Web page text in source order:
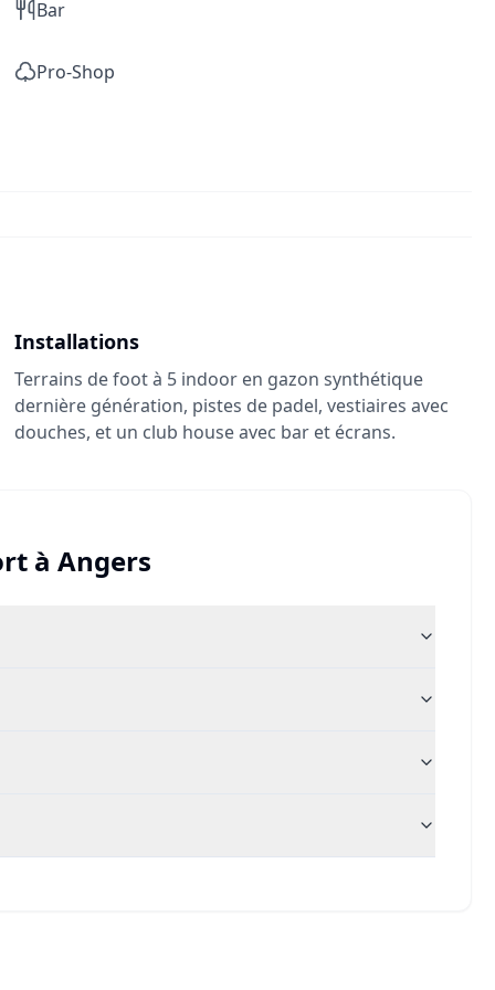
Bar
Pro-Shop
Installations
Terrains de foot à 5 indoor en gazon synthétique
dernière génération, pistes de padel, vestiaires avec
douches, et un club house avec bar et écrans.
à Angers